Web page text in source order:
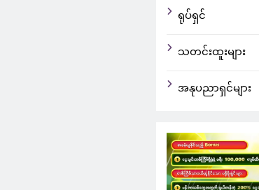
ရုပ်ရှင်
သတင်းထူးများ
အနုပညာရှင်များ